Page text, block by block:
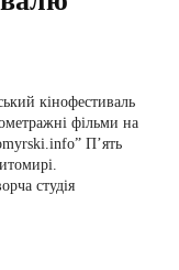
кінофестиваль
фільми на
студія